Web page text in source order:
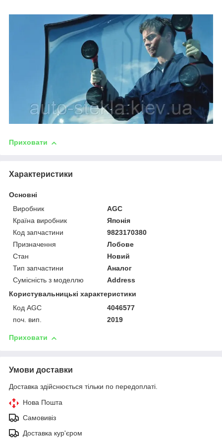
Приховати
Характеристики
Основні
Виробник
AGC
Країна виробник
Японія
Код запчастини
9823170380
Призначення
Лобове
Стан
Новий
Тип запчастини
Аналог
Сумісність з моделлю
Address
Користувальницькі характеристики
Код AGC
4046577
поч. вип.
2019
Приховати
Умови доставки
Доставка здійснюється тільки по передоплаті.
Нова Пошта
Самовивіз
Доставка кур'єром